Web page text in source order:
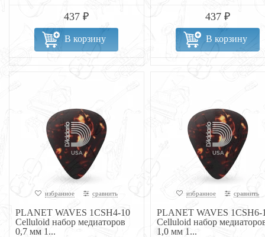
437 ₽
В корзину
437 ₽
В корзину
избранное сравнить
PLANET WAVES 1CSH4-10
Celluloid набор медиаторов
0,7 мм 1...
избранное сравнить
PLANET WAVES 1CSH6-
Celluloid набор
1,0 мм 1...